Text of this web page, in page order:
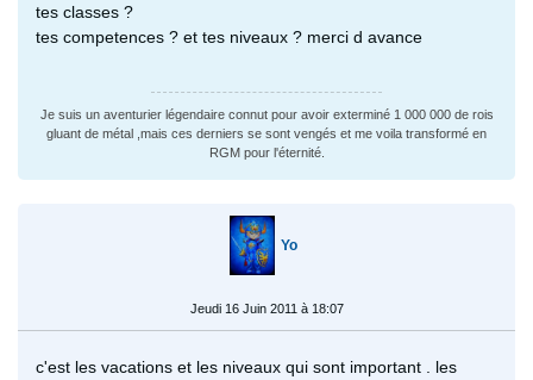
tes classes ?
tes competences ? et tes niveaux ? merci d avance
Je suis un aventurier légendaire connut pour avoir exterminé 1 000 000 de rois
gluant de métal ,mais ces derniers se sont vengés et me voila transformé en
RGM pour l'éternité.
Yo
Jeudi 16 Juin 2011 à 18:07
c'est les vacations et les niveaux qui sont important . les